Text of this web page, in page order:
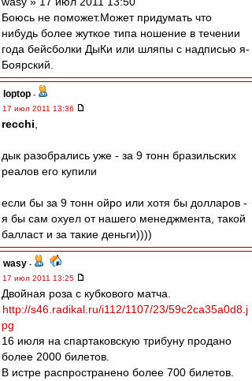
Боюсь не поможет.Может придумать что
нибудь более жуткое типа ношение в течении
года бейсболки ДыКи или шляпы с надписью я-
Боярский.
loptop -
17 июл 2011 13:36
recchi
дык разобрались уже - за 9 тонн бразильских
реалов его купили
если бы за 9 тонн ойро или хотя бы долларов -
я бы сам охуел от нашего менеджмента, такой
балласт и за такие деньги))))
wasy -
17 июл 2011 13:25
Двойная роза с кубкового матча.
http://s46.radikal.ru/i112/1107/23/59c2ca35a0d8.j
pg
16 июля на спартаковскую трибуну продано
более 2000 билетов.
В истре распространено более 700 билетов.